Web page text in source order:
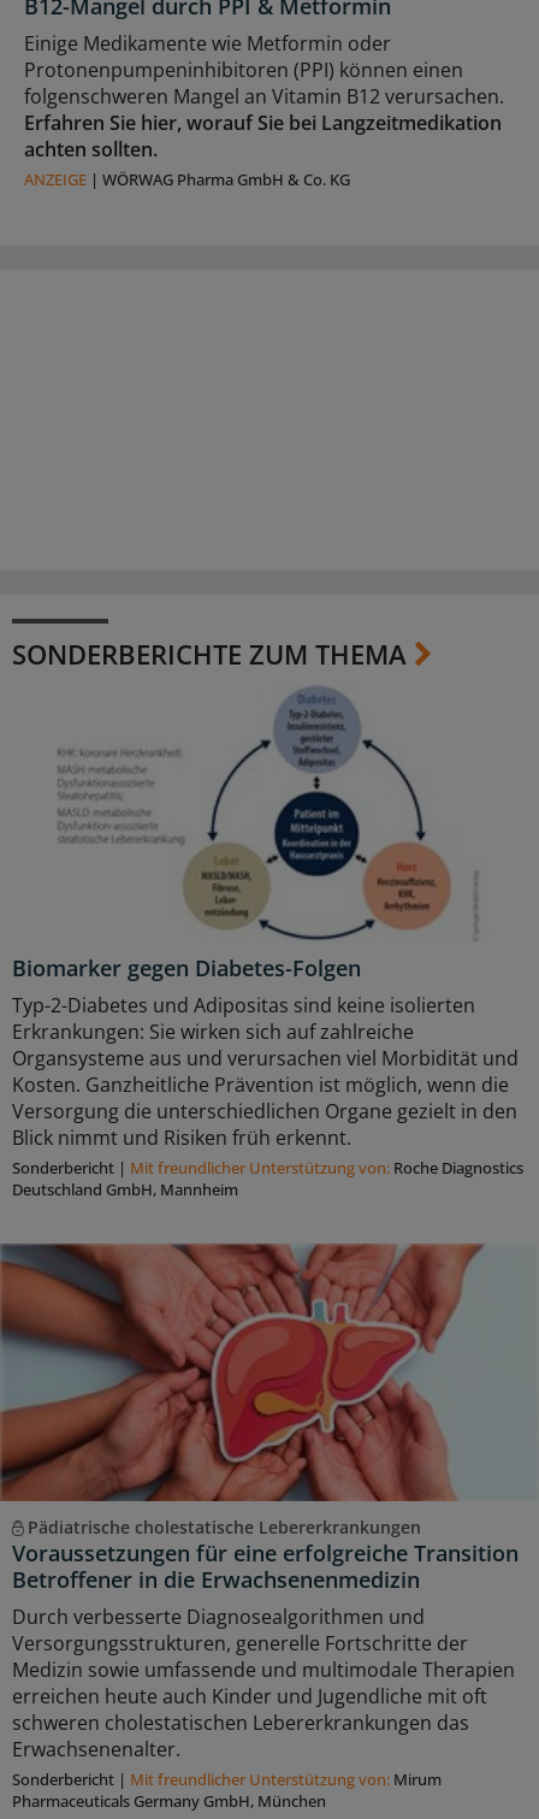
B12-Mangel durch PPI & Metformin
Einige Medikamente wie Metformin oder
Protonenpumpeninhibitoren (PPI) können einen
folgenschweren Mangel an Vitamin B12 verursachen.
Erfahren Sie hier, worauf Sie bei Langzeitmedikation
achten sollten.
ANZEIGE | WÖRWAG Pharma GmbH & Co. KG
SONDERBERICHTE ZUM THEMA
Biomarker gegen Diabetes-Folgen
Typ-2-Diabetes und Adipositas sind keine isolierten
Erkrankungen: Sie wirken sich auf zahlreiche
Organsysteme aus und verursachen viel Morbidität und
Kosten. Ganzheitliche Prävention ist möglich, wenn die
Versorgung die unterschiedlichen Organe gezielt in den
Blick nimmt und Risiken früh erkennt.
Sonderbericht | Mit freundlicher Unterstützung von: Roche Diagnostics
Deutschland GmbH, Mannheim
Pädiatrische cholestatische Lebererkrankungen
Voraussetzungen für eine erfolgreiche Transition
Betroffener in die Erwachsenenmedizin
Durch verbesserte Diagnosealgorithmen und
Versorgungsstrukturen, generelle Fortschritte der
Medizin sowie umfassende und multimodale Therapien
erreichen heute auch Kinder und Jugendliche mit oft
schweren cholestatischen Lebererkrankungen das
Erwachsenenalter.
Sonderbericht | Mit freundlicher Unterstützung von: Mirum
Pharmaceuticals Germany GmbH, München